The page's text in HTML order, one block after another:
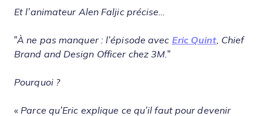
Et l’animateur Alen Faljic précise…
”À ne pas manquer : l’épisode avec Eric Quint, Chief
Brand and Design Officer chez 3M.”
Pourquoi ?
« Parce qu’Eric explique ce qu’il faut pour devenir